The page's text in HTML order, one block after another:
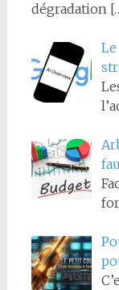
dégradation